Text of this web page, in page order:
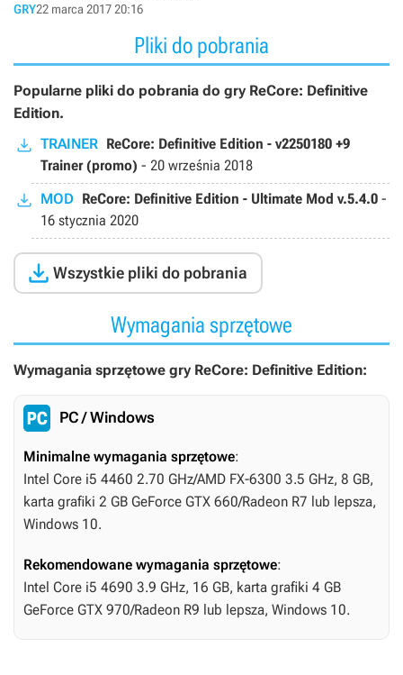
GRY22 marca 2017 20:16
Pliki do pobrania
Popularne pliki do pobrania do gry ReCore: Definitive
Edition.
TRAINER ReCore: Definitive Edition - v2250180 +9
Trainer (promo) - 20 września 2018
MOD ReCore: Definitive Edition - Ultimate Mod v.5.4.0 -
16 stycznia 2020
 Wszystkie pliki do pobrania
Wymagania sprzętowe
Wymagania sprzętowe gry ReCore: Definitive Edition:
PC / Windows
Minimalne wymagania sprzętowe:
Intel Core i5 4460 2.70 GHz/AMD FX-6300 3.5 GHz, 8 GB,
karta grafiki 2 GB GeForce GTX 660/Radeon R7 lub lepsza,
Windows 10.
Rekomendowane wymagania sprzętowe:
Intel Core i5 4690 3.9 GHz, 16 GB, karta grafiki 4 GB
GeForce GTX 970/Radeon R9 lub lepsza, Windows 10.